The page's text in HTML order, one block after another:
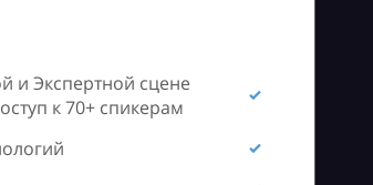
и Экспертной сцене
к 70+ спикерам